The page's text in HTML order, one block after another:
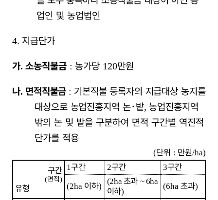
업인 및 농업법인
4. 지급단가
가. 소농직불금 : 농가당 120만원
나. 면적직불금 : 기본직불 등록자의 지급대상 농지를
대상으로 농업진흥지역 논･밭,농업진흥지역
밖의 논 및 밭을 구분하여 면적 구간별 역진적
단가를 적용
(단위 : 만원/ha)
구간
(면적)
유형
1구간 2구간 3구간
(2ha 이하)
(2ha초과 ~6ha
이하)
(6ha 초과)